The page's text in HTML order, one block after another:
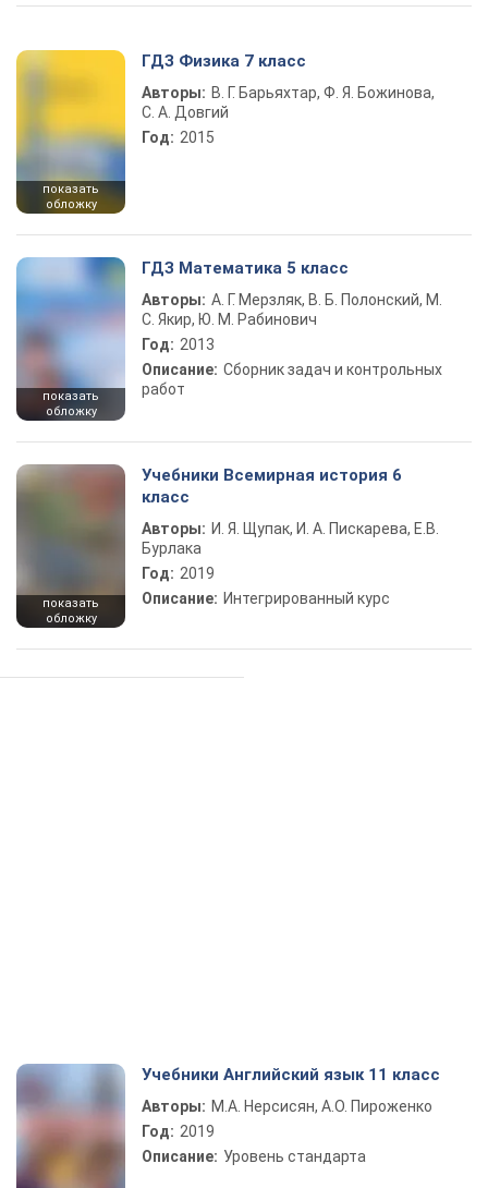
показать
обложку
ГДЗ Физика 7 класс
Авторы: В. Г. Барьяхтар, Ф. Я. Божинова,
С. А. Довгий
Год: 2015
показать
обложку
ГДЗ Математика 5 класс
Авторы: А. Г. Мерзляк, В. Б. Полонский, М.
С. Якир, Ю. М. Рабинович
Год: 2013
Описание: Сборник задач и контрольных
работ
показать
обложку
Учебники Всемирная история 6
класс
Авторы: И. Я. Щупак, И. А. Пискарева, Е.В.
Бурлака
Год: 2019
Описание: Интегрированный курс
Учебники Английский язык 11 класс
Авторы: М.А. Нерсисян, А.О. Пироженко
Год: 2019
Описание: Уровень стандарта